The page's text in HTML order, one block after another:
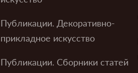
Публикации. Декоративно-
прикладное искусство
Публикации. Сборники статей